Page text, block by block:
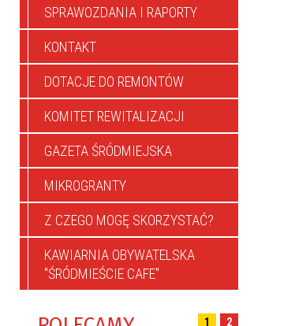
SPRAWOZDANIA I RAPORTY
KONTAKT
DOTACJE DO REMONTÓW
KOMITET REWITALIZACJI
GAZETA ŚRÓDMIEJSKA
MIKROGRANTY
Z CZEGO MOGĘ SKORZYSTAĆ?
KAWIARNIA OBYWATELSKA
"ŚRÓDMIEŚCIE CAFE"
1 2